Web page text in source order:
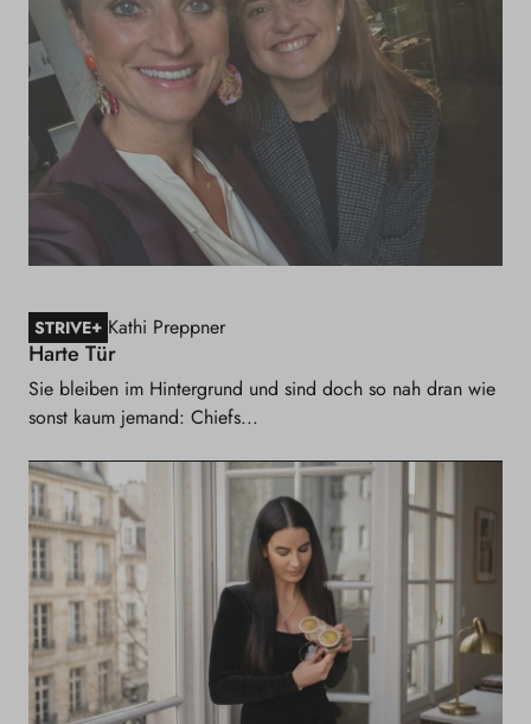
STRIVE+ Kathi Preppner
Harte Tür
Sie bleiben im Hintergrund und sind doch so nah dran wie
sonst kaum jemand: Chiefs...